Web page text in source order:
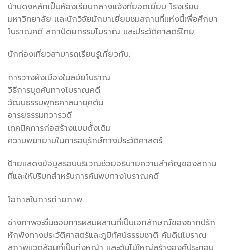
บ้านดงหลักเป็นห้องเรียนกลางแจ้งที่ยอดเยี่ยม โรงเรียน
มหาวิทยาลัย และนักวิจัยมักมาเยี่ยมชมสถานที่แห่งนี้เพื่อศึกษา
โบราณคดี สถาปัตยกรรมโบราณ และประวัติศาสตร์ไทย
นักท่องเที่ยวสามารถเรียนรู้เกี่ยวกับ:
การวางผังเมืองในสมัยโบราณ
วิธีการขุดค้นทางโบราณคดี
วัฒนธรรมพุทธศาสนายุคต้น
อารยธรรมทวารวดี
เทคนิคการก่อสร้างแบบดั้งเดิม
ความพยายามในการอนุรักษ์ทางประวัติศาสตร์
ป้ายแสดงข้อมูลรอบบริเวณช่วยอธิบายความสำคัญของสถาน
ที่และให้บริบทสำหรับการค้นพบทางโบราณคดี
โอกาสในการถ่ายภาพ
ช่างภาพจะชื่นชอบการผสมผสานที่เป็นเอกลักษณ์ของซากปรัก
หักพังทางประวัติศาสตร์และภูมิทัศน์ธรรมชาติ คันดินโบราณ